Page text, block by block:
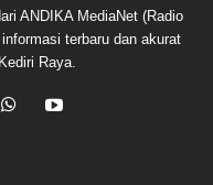
ANDIKA MediaNet (Radio
terbaru dan akurat
Raya.